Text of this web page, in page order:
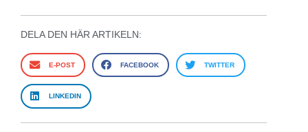
DELA DEN HÄR ARTIKELN:
E-POST FACEBOOK TWITTER
LINKEDIN